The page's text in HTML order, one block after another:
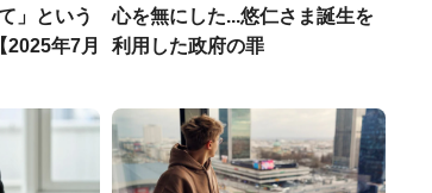
」という
2025年7月
心を無にした...悠仁さま誕生を
利用した政府の罪